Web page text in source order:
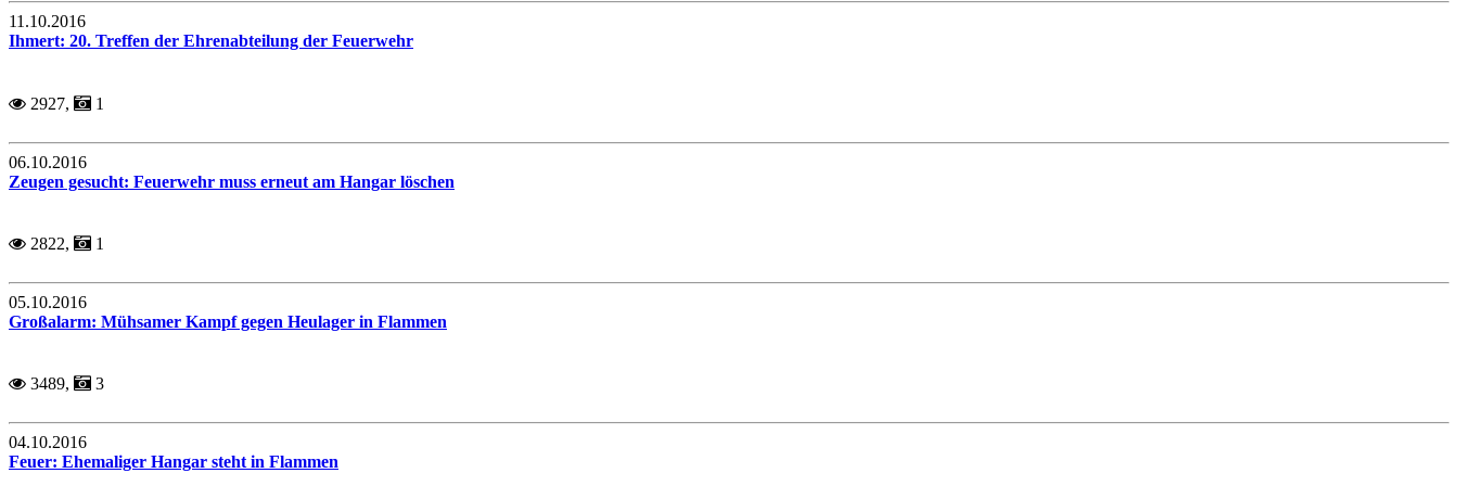
11.10.2016
Ihmert: 20. Treffen der Ehrenabteilung der Feuerwehr
2927, 1
06.10.2016
Zeugen gesucht: Feuerwehr muss erneut am Hangar löschen
2822, 1
05.10.2016
Großalarm: Mühsamer Kampf gegen Heulager in Flammen
3489, 3
04.10.2016
Feuer: Ehemaliger Hangar steht in Flammen